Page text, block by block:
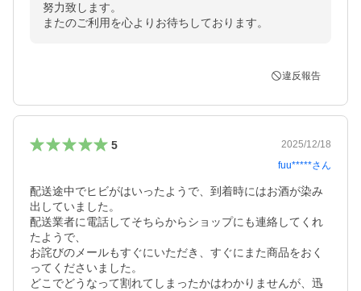
努力致します。
またのご利用を心よりお待ちしております。
違反報告
5
2025/12/18
fuu*****さん
配送途中でヒビがはいったようで、到着時にはお酒が染み
出していました。
配送業者に電話してそちらからショップにも連絡してくれ
たようで、
お詫びのメールもすぐにいただき、すぐにまた商品をおく
ってくださいました。
どこでどうなって割れてしまったかはわかりませんが、迅